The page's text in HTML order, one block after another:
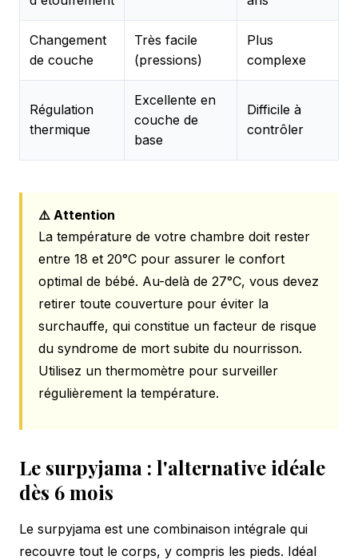
Changement
de couche
Très facile
(pressions)
Plus
complexe
Régulation
thermique
Excellente en
couche de
base
Difficile à
contrôler
⚠️ Attention
La température de votre chambre doit rester
entre 18 et 20°C pour assurer le confort
optimal de bébé. Au-delà de 27°C, vous devez
retirer toute couverture pour éviter la
surchauffe, qui constitue un facteur de risque
du syndrome de mort subite du nourrisson.
Utilisez un thermomètre pour surveiller
régulièrement la température.
Le surpyjama : l'alternative idéale
dès 6 mois
Le surpyjama est une combinaison intégrale qui
recouvre tout le corps, y compris les pieds. Idéal